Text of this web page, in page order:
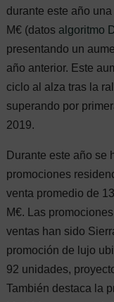
durante este año
M€ (datos algoritmo
presentando un
año anterior. Este
ciclo al alza tras la
superando por
2019.
Durante este año se
promociones
venta promedio de
M€. Las
ventas han sido
promoción de lujo
92 unidades,
También destaca la